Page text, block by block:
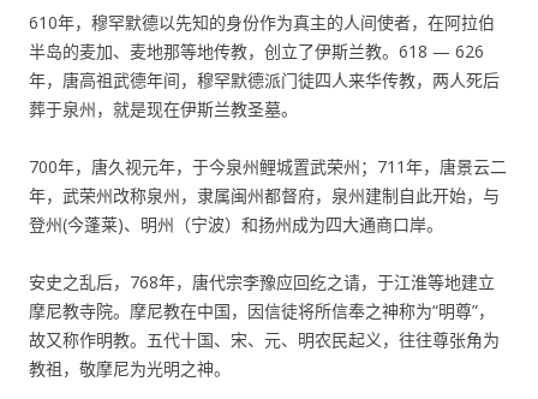
610年，穆罕默德以先知的身份作为真主的人间使者，在阿拉伯
半岛的麦加、麦地那等地传教，创立了伊斯兰教。618 — 626
年，唐高祖武德年间，穆罕默德派门徒四人来华传教，两人死后
葬于泉州，就是现在伊斯兰教圣墓。
700年，唐久视元年，于今泉州鲤城置武荣州；711年，唐景云二
年，武荣州改称泉州，隶属闽州都督府，泉州建制自此开始，与
登州(今蓬莱)、明州（宁波）和扬州成为四大通商口岸。
安史之乱后，768年，唐代宗李豫应回纥之请，于江淮等地建立
摩尼教寺院。摩尼教在中国，因信徒将所信奉之神称为“明尊”，
故又称作明教。五代十国、宋、元、明农民起义，往往尊张角为
教祖，敬摩尼为光明之神。